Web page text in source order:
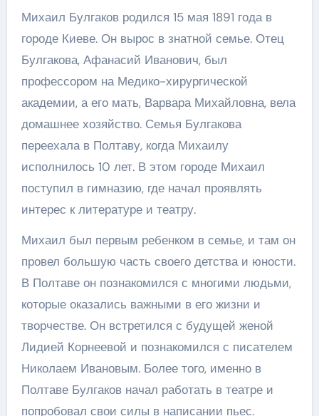
Михаил Булгаков родился 15 мая 1891 года в
городе Киеве. Он вырос в знатной семье. Отец
Булгакова, Афанасий Иванович, был
профессором на Медико-хирургической
академии, а его мать, Варвара Михайловна, вела
домашнее хозяйство. Семья Булгакова
переехала в Полтаву, когда Михаилу
исполнилось 10 лет. В этом городе Михаил
поступил в гимназию, где начал проявлять
интерес к литературе и театру.
Михаил был первым ребенком в семье, и там он
провел большую часть своего детства и юности.
В Полтаве он познакомился с многими людьми,
которые оказались важными в его жизни и
творчестве. Он встретился с будущей женой
Лидией Корнеевой и познакомился с писателем
Николаем Ивановым. Более того, именно в
Полтаве Булгаков начал работать в театре и
попробовал свои силы в написании пьес.